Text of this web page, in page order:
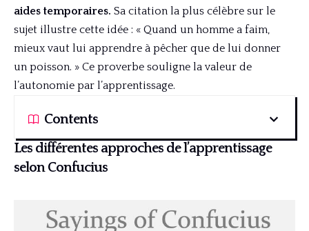
aides temporaires. Sa citation la plus célèbre sur le
sujet illustre cette idée : « Quand un homme a faim,
mieux vaut lui apprendre à pêcher que de lui donner
un poisson. » Ce proverbe souligne la valeur de
l’autonomie par l’apprentissage.
Contents
Les différentes approches de l’apprentissage
selon Confucius